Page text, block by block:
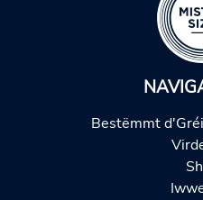
Bestëmmt